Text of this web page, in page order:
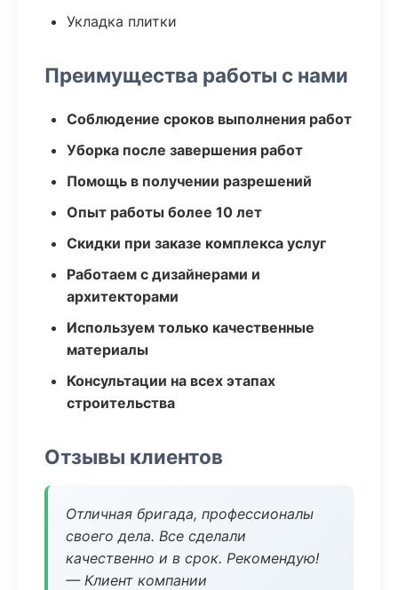
Укладка плитки
Преимущества работы с нами
Соблюдение сроков выполнения работ
Уборка после завершения работ
Помощь в получении разрешений
Опыт работы более 10 лет
Скидки при заказе комплекса услуг
Работаем с дизайнерами и
архитекторами
Используем только качественные
материалы
Консультации на всех этапах
строительства
Отзывы клиентов
Отличная бригада, профессионалы
своего дела. Все сделали
качественно и в срок. Рекомендую!
— Клиент компании